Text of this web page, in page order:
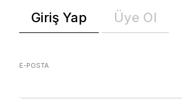
Giriş Yap Üye Ol
E-POSTA